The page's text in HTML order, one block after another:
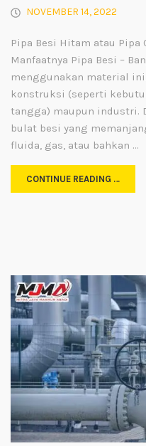
NOVEMBER 14, 2022
Pipa Besi Hitam atau Pipa
Manfaatnya Pipa Besi –
menggunakan material
konstruksi (seperti
tangga) maupun industri.
bulat besi yang
fluida, gas, atau bahkan …
CONTINUE READING …